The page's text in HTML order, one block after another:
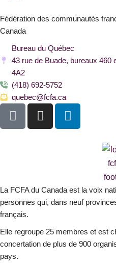
Fédération des communautés
Canada
Bureau du Québec
43 rue de Buade, bureaux 460
4A2
(418) 692-5752
quebec@fcfa.ca
F
a
o
k
-
s
q
u
a
I
n
r
a
m
L
i
i
n
La FCFA du Canada est la voix
personnes qui, dans neuf
français.
Elle regroupe 25 membres et est
concertation de plus de 900
pays.